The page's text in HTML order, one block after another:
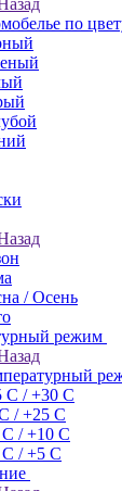
по
/ Осень
режим
С / +30 С
/ +25 С
С / +10 С
С / +5 С